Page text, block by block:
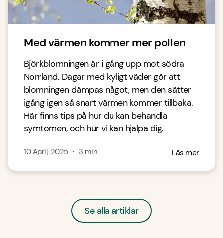
Med värmen kommer mer pollen
Björkblomningen är i gång upp mot södra
Norrland. Dagar med kyligt väder gör att
blomningen dämpas något, men den sätter
igång igen så snart värmen kommer tillbaka.
Här finns tips på hur du kan behandla
symtomen, och hur vi kan hjälpa dig.
10 April, 2025・ 3 min Läs mer
Se alla artiklar